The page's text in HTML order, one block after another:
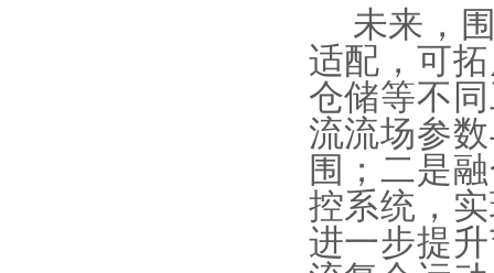
未来，
适配，可
仓储等不
流流场参
围；二是
控系统，
进一步提